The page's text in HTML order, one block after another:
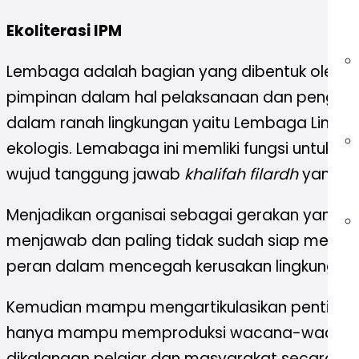
Ekoliterasi IPM
Lembaga adalah bagian yang dibentuk oleh
pimpinan dalam hal pelaksanaan dan
dalam ranah lingkungan yaitu Lembaga
ekologis. Lemabaga ini memliki fungsi untuk
wujud tanggung jawab khalifah filardhyang
Menjadikan organisai sebagai gerakan yang
menjawab dan paling tidak sudah siap
peran dalam mencegah kerusakan lingkungan.
Kemudian mampu mengartikulasikan
hanya mampu memproduksi wacana-